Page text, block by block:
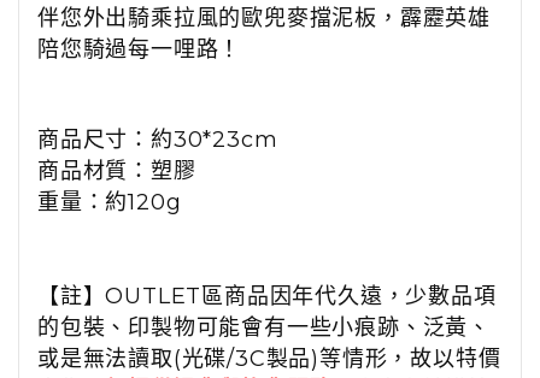
伴您外出騎乘拉風的歐兜麥擋泥板，霹靂英雄
陪您騎過每一哩路！
商品尺寸：約30*23cm
商品材質：塑膠
重量：約120g
【註】OUTLET區商品因年代久遠，少數品項
的包裝、印製物可能會有一些小痕跡、泛黃、
或是無法讀取(光碟/3C製品)等情形，故以特價